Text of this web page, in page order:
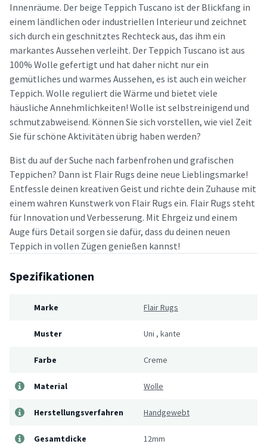
Innenräume. Der beige Teppich Tuscano ist der Blickfang in
einem ländlichen oder industriellen Interieur und zeichnet
sich durch ein geschnitztes Rechteck aus, das ihm ein
markantes Aussehen verleiht. Der Teppich Tuscano ist aus
100% Wolle gefertigt und hat daher nicht nur ein
gemütliches und warmes Aussehen, es ist auch ein weicher
Teppich. Wolle reguliert die Wärme und bietet viele
häusliche Annehmlichkeiten! Wolle ist selbstreinigend und
schmutzabweisend. Können Sie sich vorstellen, wie viel Zeit
Sie für schöne Aktivitäten übrig haben werden?
Bist du auf der Suche nach farbenfrohen und grafischen
Teppichen? Dann ist Flair Rugs deine neue Lieblingsmarke!
Entfessle deinen kreativen Geist und richte dein Zuhause mit
einem wahren Kunstwerk von Flair Rugs ein. Flair Rugs steht
für Innovation und Verbesserung. Mit Ehrgeiz und einem
Auge fürs Detail sorgen sie dafür, dass du deinen neuen
Teppich in vollen Zügen genießen kannst!
Spezifikationen
Marke Flair Rugs
Muster Uni , kante
Farbe Creme
Material Wolle
Herstellungsverfahren Handgewebt
Gesamtdicke 12mm